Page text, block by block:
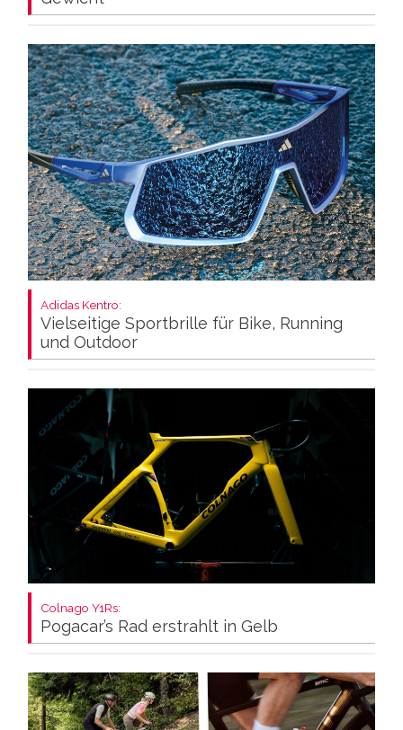
Adidas Kentro:
Vielseitige Sportbrille für Bike, Running
und Outdoor
Colnago Y1Rs:
Pogacar’s Rad erstrahlt in Gelb